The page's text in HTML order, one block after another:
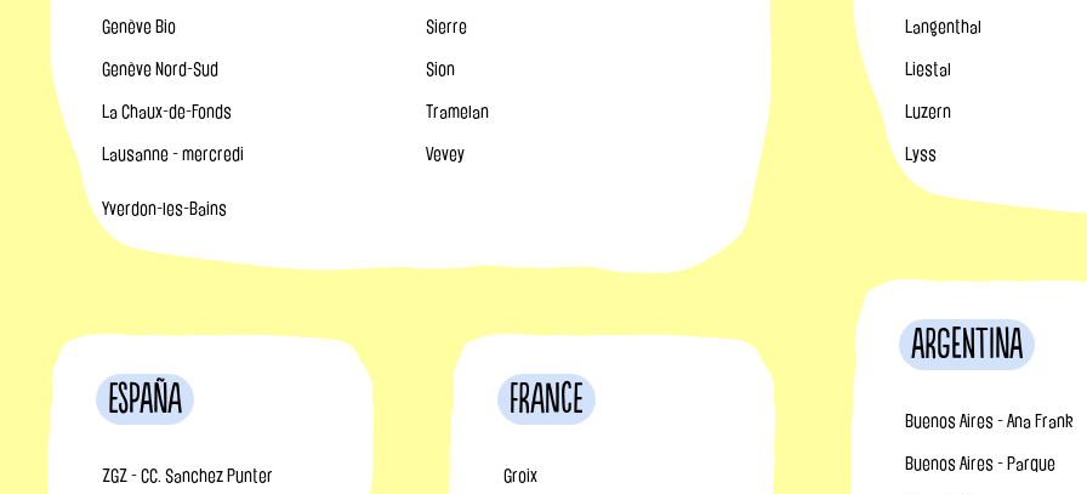
Genève Bio
Genève Nord-Sud
La Chaux-de-Fonds
Lausanne - mercredi
Sierre
Sion
Tramelan
Vevey
Yverdon-les-Bains
Langenthal
Liestal
Luzern
Lyss
Argentina
Buenos Aires - Ana Frank
Buenos Aires - Parque
España
ZGZ - CC. Sanchez Punter
France
Groix